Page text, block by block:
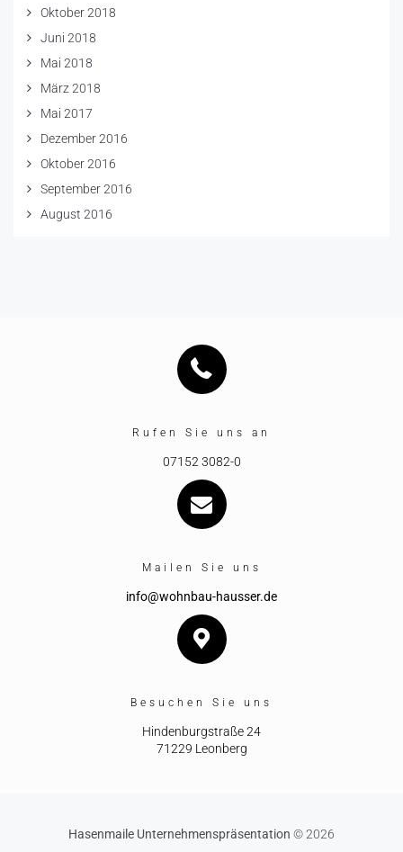
Oktober 2018
Juni 2018
Mai 2018
März 2018
Mai 2017
Dezember 2016
Oktober 2016
September 2016
August 2016
Rufen Sie uns an
07152 3082-0
Mailen Sie uns
info@wohnbau-hausser.de
Besuchen Sie uns
Hindenburgstraße 24
71229 Leonberg
Hasenmaile Unternehmenspräsentation © 2026